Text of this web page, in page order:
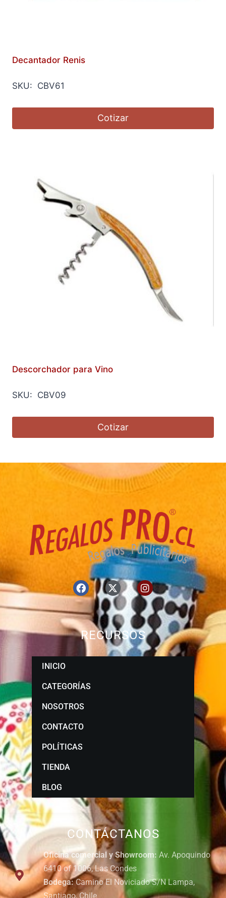
Decantador Renis
SKU: CBV61
Cotizar
Descorchador para Vino
SKU: CBV09
Cotizar
CONTÁCTANOS
Oficina comercial y Showroom: Av. Apoquindo
6410 of 1006, Las Condes
Bodega:Camino El Noviciado S/N Lampa,
Santiago, Chile
RECURSOS
INICIO
CATEGORÍAS
NOSOTROS
CONTACTO
POLÍTICAS
TIENDA
BLOG